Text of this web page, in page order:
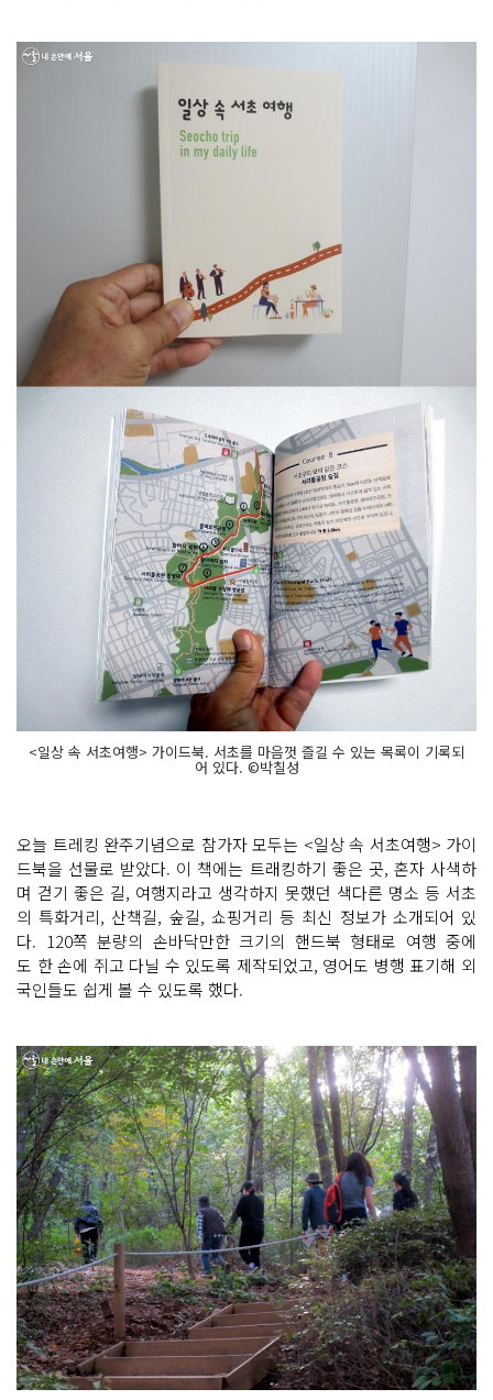
<일상 속 서초여행> 가이드북. 서초를 마음껏 즐길 수 있는 목록이 기록되
어 있다. ©박칠성
오늘 트레킹 완주기념으로 참가자 모두는 <일상 속 서초여행> 가이
드북을 선물로 받았다. 이 책에는 트래킹하기 좋은 곳, 혼자 사색하
며 걷기 좋은 길, 여행지라고 생각하지 못했던 색다른 명소 등 서초
의 특화거리, 산책길, 숲길, 쇼핑거리 등 최신 정보가 소개되어 있
다. 120쪽 분량의 손바닥만한 크기의 핸드북 형태로 여행 중에
도 한 손에 쥐고 다닐 수 있도록 제작되었고, 영어도 병행 표기해 외
국인들도 쉽게 볼 수 있도록 했다.